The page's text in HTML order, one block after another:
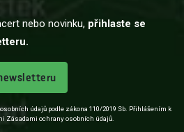
nebo novinku, přihlaste se
údajů podle zákona 110/2019 Sb. Přihlášením k
Zásadami ochrany osobních údajů.